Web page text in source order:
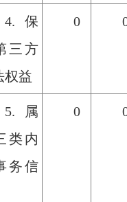
4.保
三方
权益
0
5.属
类内
务信
0